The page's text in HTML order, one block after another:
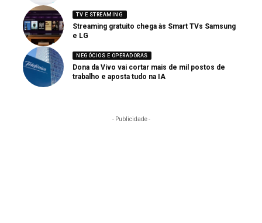
TV E STREAMING
Streaming gratuito chega às Smart TVs Samsung
e LG
NEGÓCIOS E OPERADORAS
Dona da Vivo vai cortar mais de mil postos de
trabalho e aposta tudo na IA
- Publicidade -